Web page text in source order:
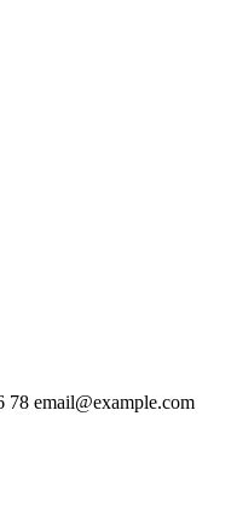
78 email@example.com